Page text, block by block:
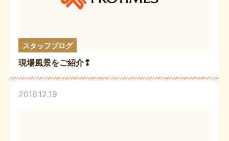
スタッフブログ
現場風景をご紹介❢
2016.12.19